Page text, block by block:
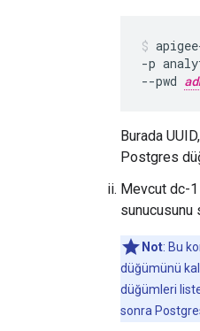
-p
--pwd
Burada
Postgres
Mevcut dc-
sunucusunu
Not: Bu
düğümünü
düğümleri
sonra